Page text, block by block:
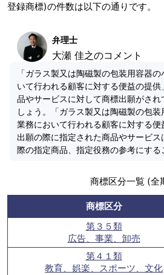
登録商標)の件数は以下の通りです。
弁理士
大瀬 佳之のコメント
「ガラス製又は陶磁製の包装用容器
いて行われる顧客に対する便益の提
品やサービスに対して商標出願がされ
しょう。「ガラス製又は陶磁製の包
業務において行われる顧客に対する
出願の際に指定された商品やサービ
際の指定商品、指定役務の参考にする
商標区分一覧 (全
商標区分
第３５類
広告、事業、卸売
第４１類
教育、娯楽、スポーツ、文化